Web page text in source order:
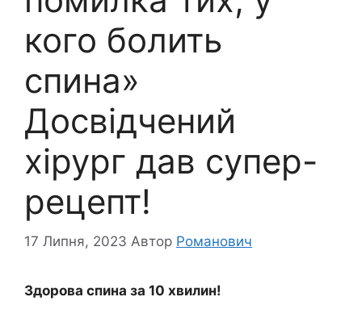
кого болить
спина»
Досвідчений
хірург дав супер-
рецепт!
17 Липня, 2023 Автор Романович
Здорова спина за 10 хвилин!